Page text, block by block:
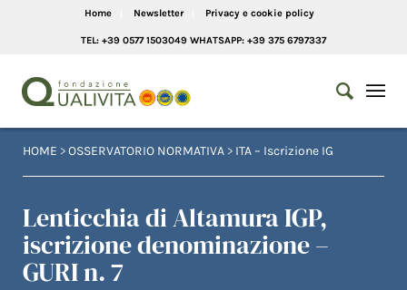
Home Newsletter Privacy e cookie policy
TEL: +39 0577 1503049 WHATSAPP: +39 375 6797337
HOME >OSSERVATORIO NORMATIVA > ITA – Iscrizione IG
Lenticchia di Altamura IGP,
iscrizione denominazione –
GURI n. 7